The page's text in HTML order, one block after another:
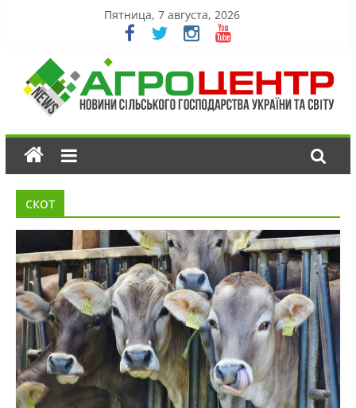
Пятница, 7 августа, 2026
скот